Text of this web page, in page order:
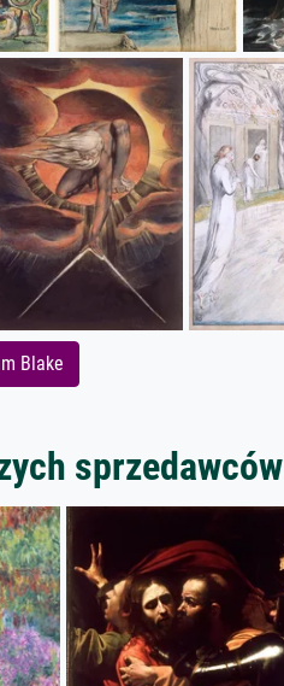
Blake
sprzedawców